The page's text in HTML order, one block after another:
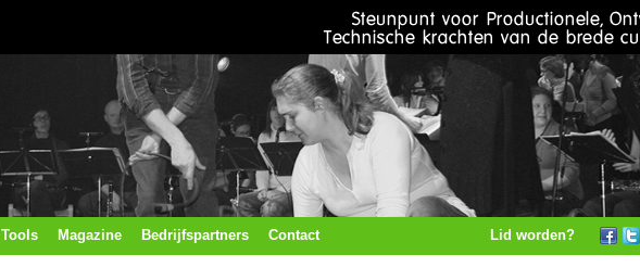
Tools Magazine Bedrijfspartners Contact Lid worden?